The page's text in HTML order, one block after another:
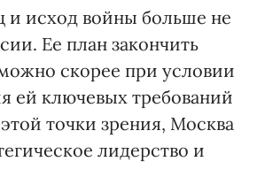
и исход войны больше не
Ее план закончить
скорее при условии
ей ключевых требований
точки зрения, Москва
лидерство и